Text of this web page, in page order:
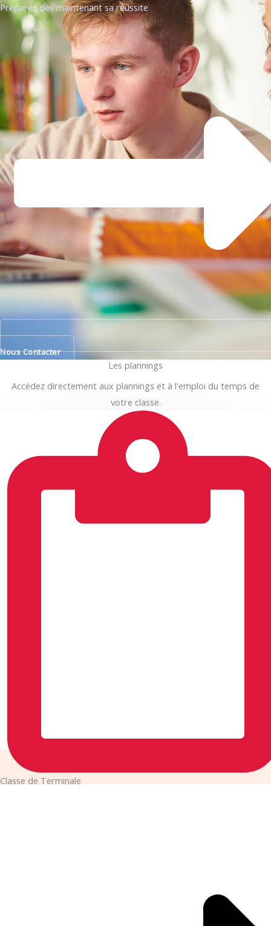
Préparez dès maintenant sa réussite
Nous Contacter
Les plannings
Accédez directement aux plannings et à l'emploi du temps de
votre classe.
Classe de Terminale